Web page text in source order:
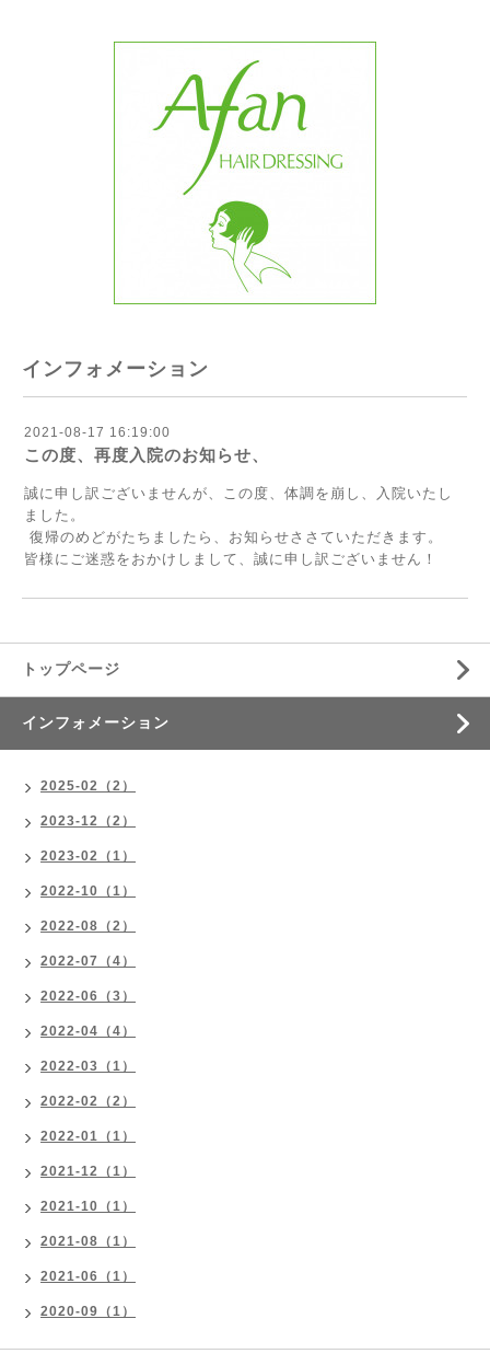
インフォメーション
2021-08-17 16:19:00
この度、再度入院のお知らせ、
誠に申し訳ございませんが、この度、体調を崩し、入院いたし
ました。
復帰のめどがたちましたら、お知らせささていただきます。
皆様にご迷惑をおかけしまして、誠に申し訳ございません！
トップページ
インフォメーション
2025-02（2）
2023-12（2）
2023-02（1）
2022-10（1）
2022-08（2）
2022-07（4）
2022-06（3）
2022-04（4）
2022-03（1）
2022-02（2）
2022-01（1）
2021-12（1）
2021-10（1）
2021-08（1）
2021-06（1）
2020-09（1）